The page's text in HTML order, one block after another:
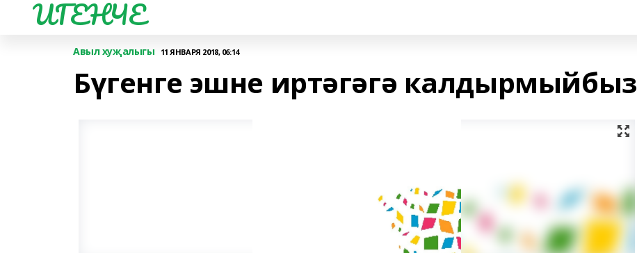
ИГЕНЧЕ
Авыл хуҗалыгы 11 ЯНВАРЯ 2018, 06:14
Бүгенге эшне иртәгәгә калдырмыйбыз